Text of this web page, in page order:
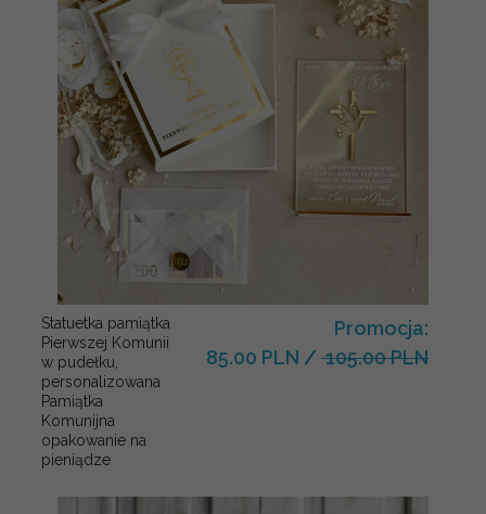
Statuetka pamiątka
Pierwszej Komunii
w pudełku,
personalizowana
Pamiątka
Komunijna
opakowanie na
pieniądze
Promocja:
85.00 PLN / 105.00 PLN